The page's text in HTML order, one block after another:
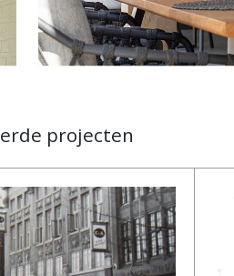
projecten